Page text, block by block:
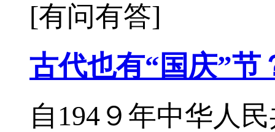
[有问有答]
古代也有“国庆”节
自194９年中华人